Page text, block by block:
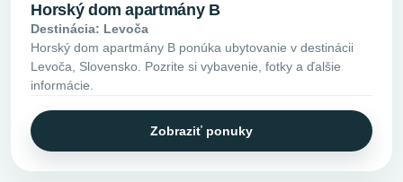
Horský dom apartmány B
Destinácia: Levoča
Horský dom apartmány B ponúka ubytovanie v destinácii
Levoča, Slovensko. Pozrite si vybavenie, fotky a ďalšie
informácie.
Zobraziť ponuky